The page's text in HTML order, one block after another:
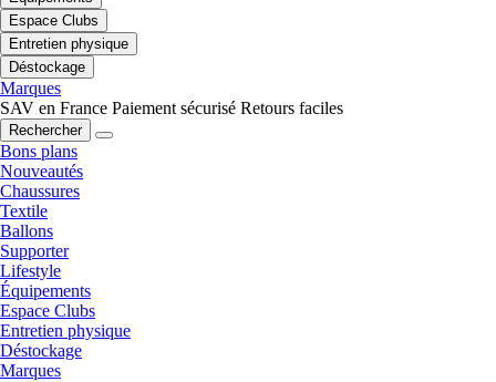
Espace Clubs
Entretien physique
Déstockage
Marques
SAV en France Paiement sécurisé Retours faciles
Rechercher
Bons plans
Nouveautés
Chaussures
Textile
Ballons
Supporter
Lifestyle
Équipements
Espace Clubs
Entretien physique
Déstockage
Marques